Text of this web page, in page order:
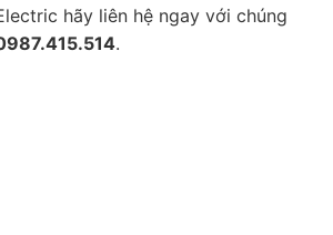
hãy liên hệ ngay với chúng
.